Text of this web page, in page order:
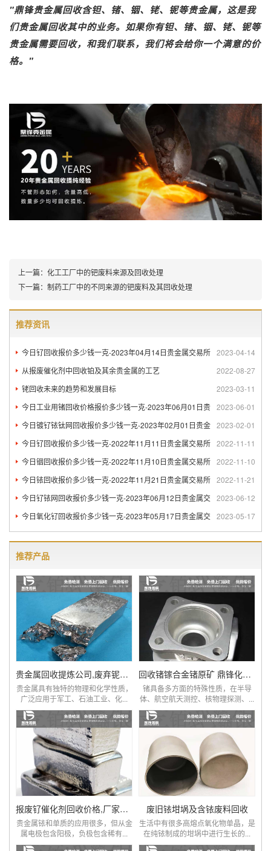
"鼎锋贵金属回收含钽、锗、铟、铑、铌等贵金属，这是我
们贵金属回收其中的业务。如果你有钽、锗、铟、铑、铌等
贵金属需要回收，和我们联系，我们将会给你一个满意的价
格。"
上一篇： 化工工厂中的钯废料来源及回收处理
下一篇： 制药工厂中的不同来源的钯废料及其回收处理
推荐资讯
2023-04-14
今日钌回收报价多少钱一克-2023年04月14日贵金属交易所
2022-08-27
从报废催化剂中回收铂及其余贵金属的工艺
2023-03-11
铑回收未来的趋势和发展目标
2023-06-01
今日工业用锗回收价格报价多少钱一克-2023年06月01日贵
2023-02-01
今日镀钌铱钛网回收报价多少钱一克-2023年02月01日贵金
2022-11-11
今日钌回收报价多少钱一克-2022年11月11日贵金属交易所
2022-11-10
今日铟回收报价多少钱一克-2022年11月10日贵金属交易所
2022-11-21
今日铱回收报价多少钱一克-2022年11月21日贵金属交易所
2023-06-12
今日钌铱网回收报价多少钱一克-2023年06月12日贵金属交
2023-05-17
今日氧化钌回收报价多少钱一克-2023年05月17日贵金属交
推荐产品
贵金属回收提炼公司,废弃铌粉,铌棒,铌铁回收
贵金属具有独特的物理和化学性质，
广泛应用于军工、石油工业、化...
回收锗镓合金锗原矿 鼎锋化工终端工厂
锗具备多方面的特殊性质，在半导
体、航空航天测控、核物理探测、...
报废钌催化剂回收价格,厂家直收,回收钌废料
贵金属铱和单质的应用很多，但从金
属电极包含阳极，负极包含稀有...
废旧铱坩埚及含铱废料回收
生活中有很多高熔点氧化物单晶，是
在纯铱制成的坩埚中进行生长的...